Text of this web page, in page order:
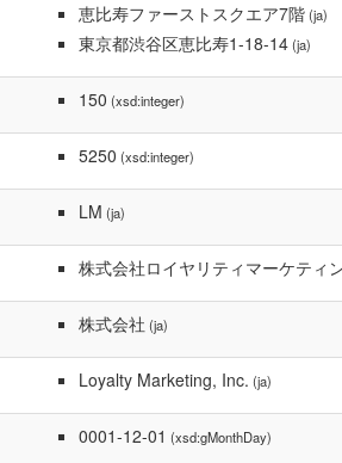
恵比寿ファーストスクエア7階(ja)
東京都渋谷区恵比寿1-18-14(ja)
150 (xsd:integer)
5250 (xsd:integer)
LM (ja)
株式会社ロイヤリティマーケティ
株式会社 (ja)
Loyalty Marketing, Inc. (ja)
0001-12-01 (xsd:gMonthDay)